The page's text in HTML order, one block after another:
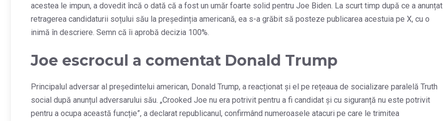
acestea le impun, a dovedit încă o dată că a fost un umăr foarte solid pentru Joe Biden. La scurt timp după ce a anunțat
retragerea candidaturii soțului său la președinția americană, ea s-a grăbit să posteze publicarea acestuia pe X, cu o
inimă în descriere. Semn că îi aprobă decizia 100%.
Joe escrocul a comentat Donald Trump
Principalul adversar al președintelui american, Donald Trump, a reacționat și el pe rețeaua de socializare paralelă Truth
social după anunțul adversarului său. „Crooked Joe nu era potrivit pentru a fi candidat și cu siguranță nu este potrivit
pentru a ocupa această funcție”, a declarat republicanul, confirmând numeroasele atacuri pe care le trimitea